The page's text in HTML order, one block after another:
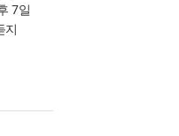
7일
지